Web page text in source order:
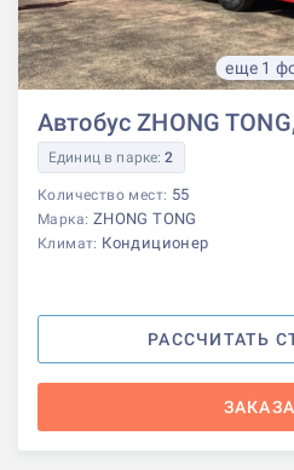
еще 1
Автобус ZHONG
Единиц в парке:2
Количество мест: 55
Марка: ZHONG TONG
Климат: Кондиционер
РАССЧИТАТЬ